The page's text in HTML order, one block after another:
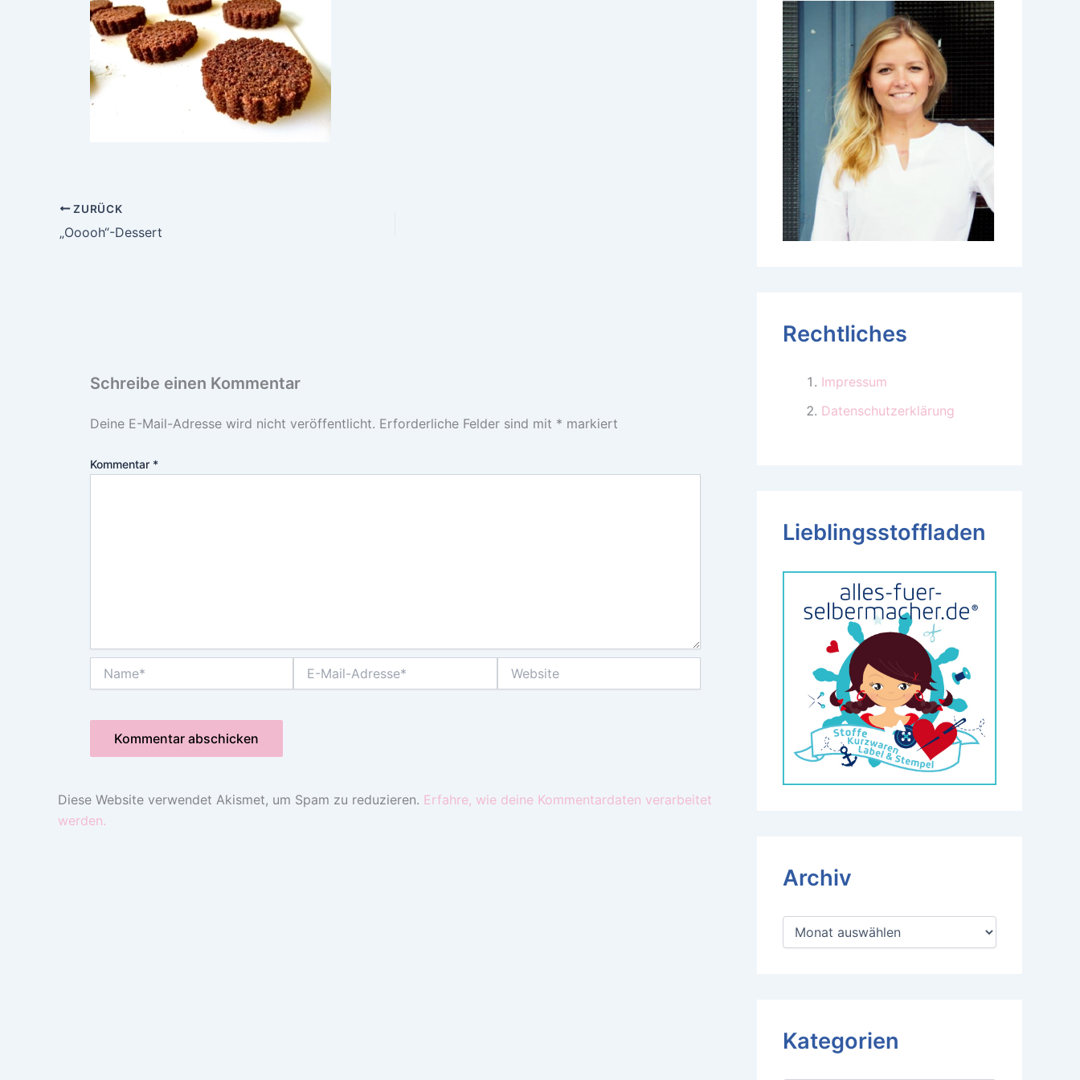
ZURÜCK
„Ooooh“-Dessert
Schreibe einen Kommentar
Deine E-Mail-Adresse wird nicht veröffentlicht. Erforderliche Felder sind mit * markiert
Kommentar *
Mail-
Diese Website verwendet Akismet, um Spam zu reduzieren. Erfahre, wie deine Kommentardaten verarbeitet
werden.
Rechtliches
Impressum
Datenschutzerklärung
Lieblingsstoffladen
Archiv
A
Kategorien